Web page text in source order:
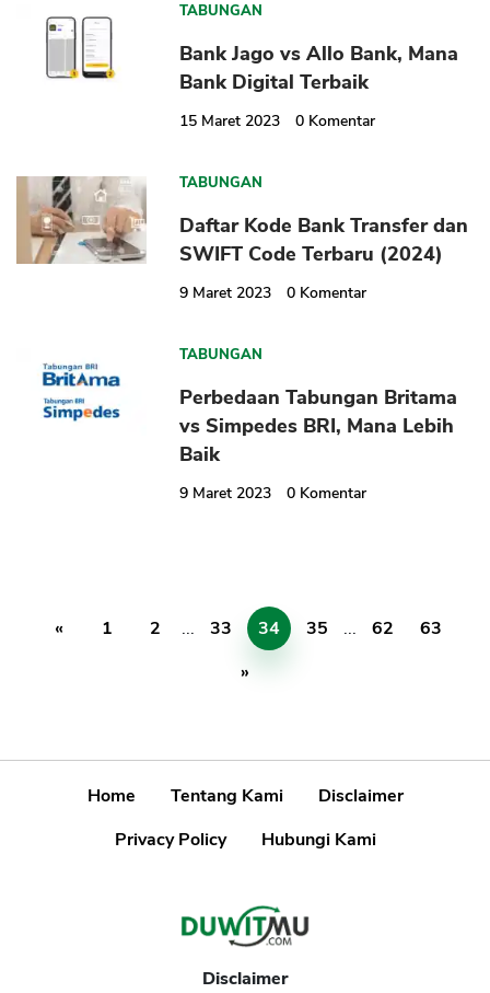
TABUNGAN
Bank Jago vs Allo Bank, Mana
Bank Digital Terbaik
15 Maret 2023 0 Komentar
TABUNGAN
Daftar Kode Bank Transfer dan
SWIFT Code Terbaru (2024)
9 Maret 2023 0 Komentar
TABUNGAN
Perbedaan Tabungan Britama
vs Simpedes BRI, Mana Lebih
Baik
9 Maret 2023 0 Komentar
« 1 2 ... 33 34 35 ... 62
63
»
Home Tentang Kami
Disclaimer
Privacy Policy
Hubungi Kami
Disclaimer